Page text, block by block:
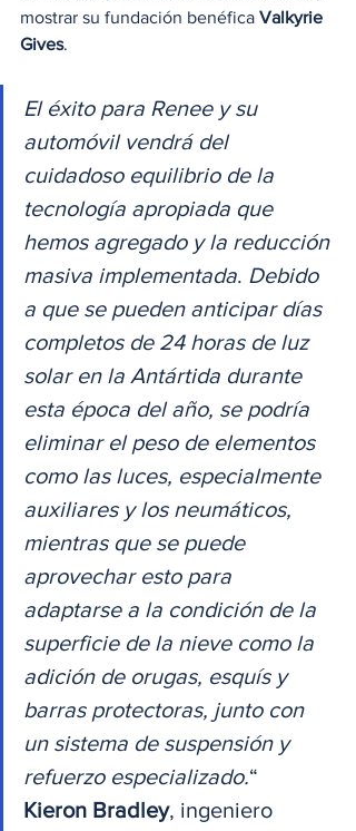
mostrar su fundación benéfica Valkyrie
Gives.
El éxito para Renee y su
automóvil vendrá del
cuidadoso equilibrio de la
tecnología apropiada que
hemos agregado y la reducción
masiva implementada. Debido
a que se pueden anticipar días
completos de 24 horas de luz
solar en la Antártida durante
esta época del año, se podría
eliminar el peso de elementos
como las luces, especialmente
auxiliares y los neumáticos,
mientras que se puede
aprovechar esto para
adaptarse a la condición de la
superficie de la nieve como la
adición de orugas, esquís y
barras protectoras, junto con
un sistema de suspensión y
refuerzo especializado.“
Kieron Bradley, ingeniero